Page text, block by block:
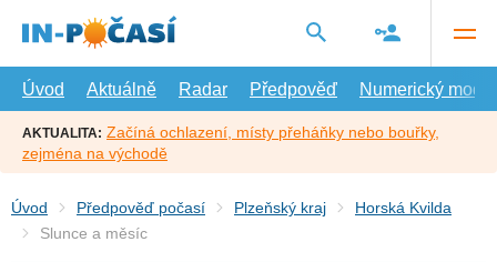
hlavní
Úvod
Aktuálně Radar Předpověď Numerický model
AKTUALITA: Začíná ochlazení, místy přeháňky nebo bouřky,
zejména na východě
Úvod Předpověď počasí Plzeňský kraj
Horská Kvilda
Slunce a měsíc